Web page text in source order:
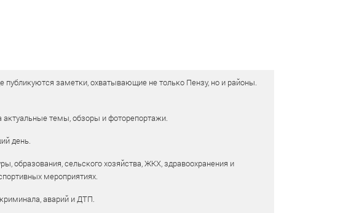
публикуются заметки, охватывающие не только Пензу, но и районы.
актуальные темы, обзоры и фоторепортажи.
день.
образования, сельского хозяйства, ЖКХ, здравоохранения и
мероприятиях.
аварий и ДТП.